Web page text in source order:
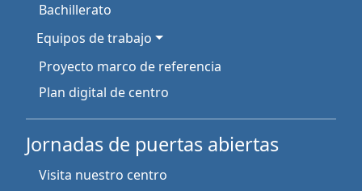
Bachillerato
Equipos de trabajo
Proyecto marco de referencia
Plan digital de centro
Jornadas de puertas abiertas
Visita nuestro centro